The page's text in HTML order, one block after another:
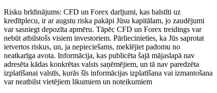
Risku brīdinājums: CFD un Forex darījumi, kas balstīti uz
kredītplecu, ir ar augstu riska pakāpi Jūsu kapitālam, jo zaudējumi
var sasniegt depozīta apmēru. Tāpēc CFD un Forex treidings var
nebūt atbilstošs visiem investoriem. Pārliecinieties, ka Jūs saprotat
ietvertos riskus, un, ja nepieciešams, meklējiet padomu no
neatkarīga avota. Informācija, kas publicēta šajā mājaslapā nav
adresēta kādas konkrētas valsts saņēmējiem, un tā nav paredzēta
izplatīšanai valstīs, kurās šīs informācijas izplatīšana vai izmantošana
var neatbilst vietējiem likumiem un noteikumiem